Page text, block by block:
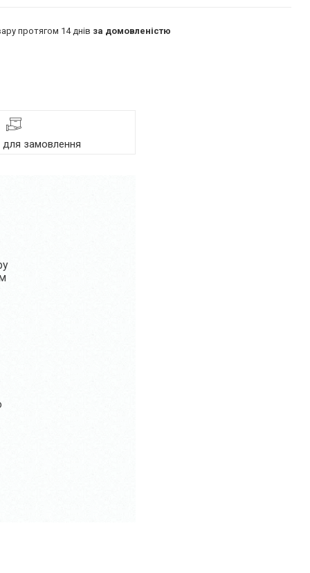
протягом 14 днів за домовленістю
для замовлення